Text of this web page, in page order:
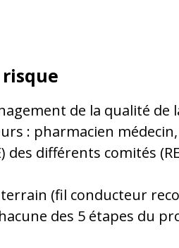
de la qualité de
: pharmacien
différents comités
(fil conducteur
des 5 étapes du